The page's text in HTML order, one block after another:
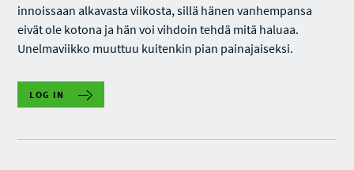
innoissaan alkavasta viikosta, sillä hänen vanhempansa
eivät ole kotona ja hän voi vihdoin tehdä mitä haluaa.
Unelmaviikko muuttuu kuitenkin pian painajaiseksi.
LOG IN